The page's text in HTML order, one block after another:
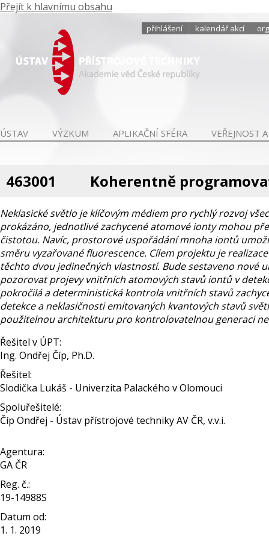
Přejít k hlavnímu obsahu
přihlášení kalendář akcí
ÚSTAV VÝZKUM APLIKAČNÍ SFÉRA VEŘEJNOST
463001 Koherentně
Neklasické světlo je klíčovým médiem pro rychlý rozvoj
prokázáno, jednotlivé zachycené atomové ionty mohou
čistotou. Navíc, prostorové uspořádání mnoha iontů
směru vyzařované fluorescence. Cílem projektu je
těchto dvou jedinečných vlastností. Bude sestaveno nové
pozorovat projevy vnitřních atomových stavů iontů v
pokročilá a deterministická kontrola vnitřních stavů
detekce a neklasičnosti emitovaných kvantových stavů
použitelnou architekturu pro kontrolovatelnou generaci
Řešitel v ÚPT:
Ing. Ondřej Číp, Ph.D.
Řešitel:
Slodička Lukáš - Univerzita Palackého v Olomouci
Spoluřešitelé:
Číp Ondřej - Ústav přístrojové techniky AV ČR, v.v.i.
Agentura:
GA ČR
Reg. č.:
19-14988S
Datum od:
1. 1. 2019